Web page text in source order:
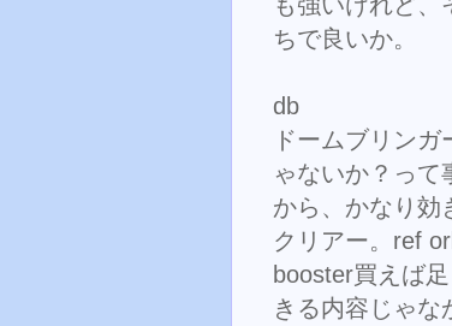
ちで良いか。
db
ドームブリン
ゃないか？って
から、かなり効
クリアー。ref
booster買えば
きる内容じゃな